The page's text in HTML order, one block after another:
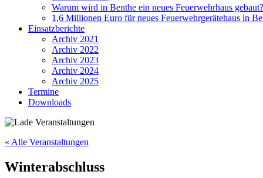
Warum wird in Benthe ein neues Feuerwehrhaus gebaut?
1,6 Millionen Euro für neues Feuerwehrgerätehaus in
Einsatzberichte
Archiv 2021
Archiv 2022
Archiv 2023
Archiv 2024
Archiv 2025
Termine
Downloads
« Alle Veranstaltungen
Winterabschluss